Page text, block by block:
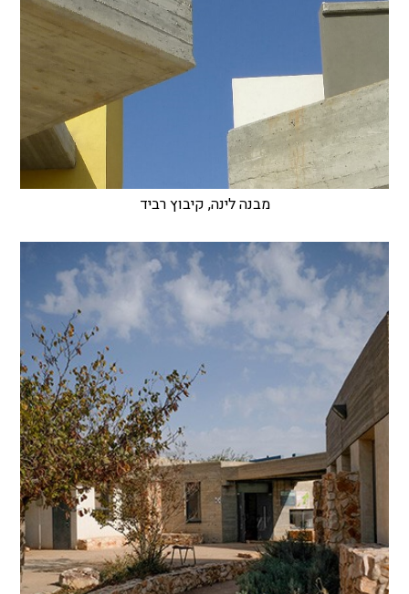
מבנה לינה, קיבוץ רביד